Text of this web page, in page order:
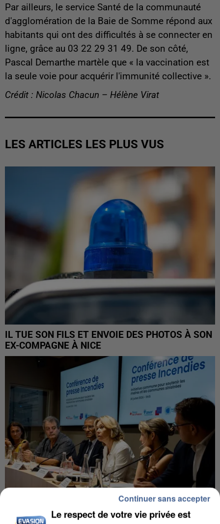
Par ailleurs, le service Santé de la communauté
d'agglomération de la Baie de Somme répond aux
habitants qui ont des difficultés à se connecter en
ligne, grâce au 03 22 29 31 49. De son côté,
Pascal Demarthe martèle que « la vaccination est
la seule voie pour acquérir l'immunité collective ».
Crédit : Nicolas Chacun – Hélène Virat
LES ARTICLES LES PLUS VUS
IL TUE SON FILS ET ENVOIE DES PHOTOS À SON
EX-COMPAGNE À NICE
Le respect de votre vie privée est
Continuer sans accepter